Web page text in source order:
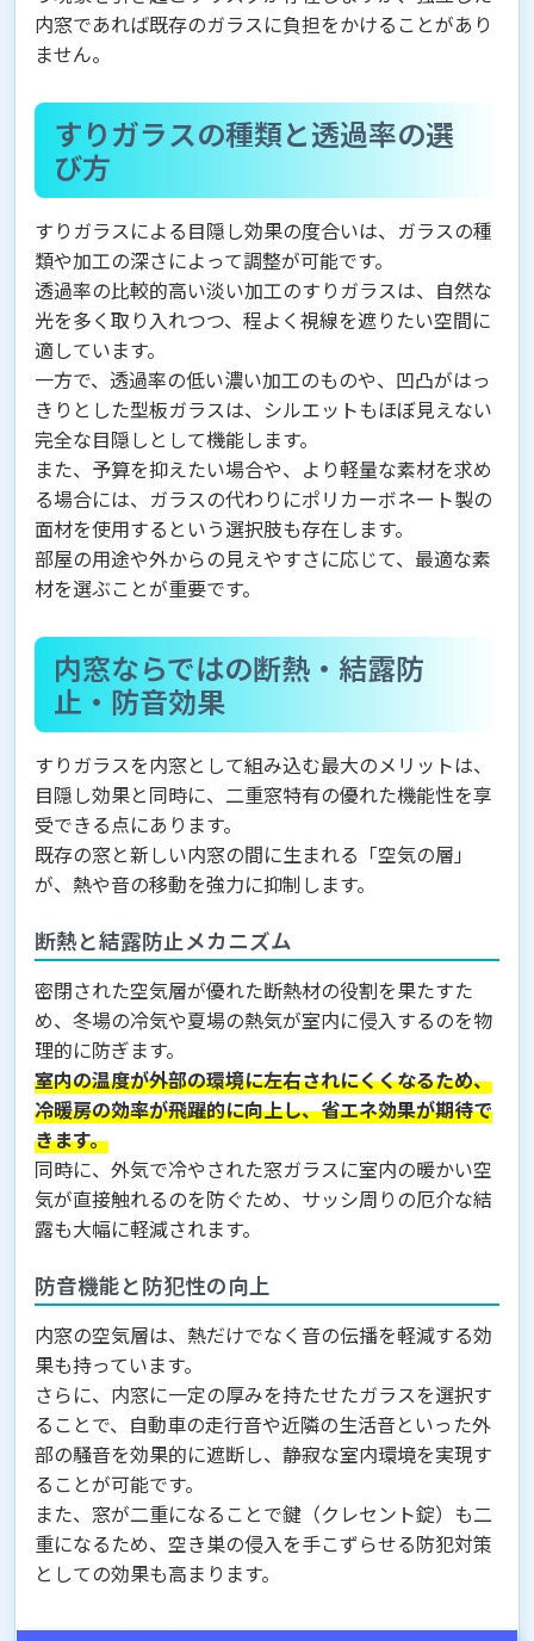
内窓であれば既存のガラスに負担をかけることがあり
ません。
すりガラスの種類と透過率の選
び方
すりガラスによる目隠し効果の度合いは、ガラスの種
類や加工の深さによって調整が可能です。
透過率の比較的高い淡い加工のすりガラスは、自然な
光を多く取り入れつつ、程よく視線を遮りたい空間に
適しています。
一方で、透過率の低い濃い加工のものや、凹凸がはっ
きりとした型板ガラスは、シルエットもほぼ見えない
完全な目隠しとして機能します。
また、予算を抑えたい場合や、より軽量な素材を求め
る場合には、ガラスの代わりにポリカーボネート製の
面材を使用するという選択肢も存在します。
部屋の用途や外からの見えやすさに応じて、最適な素
材を選ぶことが重要です。
内窓ならではの断熱・結露防
止・防音効果
すりガラスを内窓として組み込む最大のメリットは、
目隠し効果と同時に、二重窓特有の優れた機能性を享
受できる点にあります。
既存の窓と新しい内窓の間に生まれる「空気の層」
が、熱や音の移動を強力に抑制します。
断熱と結露防止メカニズム
密閉された空気層が優れた断熱材の役割を果たすた
め、冬場の冷気や夏場の熱気が室内に侵入するのを物
理的に防ぎます。
室内の温度が外部の環境に左右されにくくなるため、
冷暖房の効率が飛躍的に向上し、省エネ効果が期待で
きます。
同時に、外気で冷やされた窓ガラスに室内の暖かい空
気が直接触れるのを防ぐため、サッシ周りの厄介な結
露も大幅に軽減されます。
防音機能と防犯性の向上
内窓の空気層は、熱だけでなく音の伝播を軽減する効
果も持っています。
さらに、内窓に一定の厚みを持たせたガラスを選択す
ることで、自動車の走行音や近隣の生活音といった外
部の騒音を効果的に遮断し、静寂な室内環境を実現す
ることが可能です。
また、窓が二重になることで鍵（クレセント錠）も二
重になるため、空き巣の侵入を手こずらせる防犯対策
としての効果も高まります。